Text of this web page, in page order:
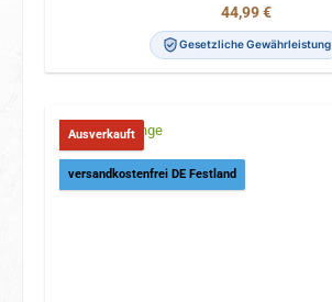
Regulärer Preis:
44,99 €
Gesetzliche Gewährleistung
Ausverkauft
versandkostenfrei DE Festland